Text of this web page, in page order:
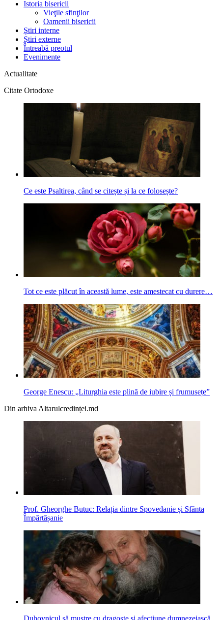
Istoria bisericii
Vieţile sfinţilor
Oamenii bisericii
Ştiri interne
Știri externe
Întreabă preotul
Evenimente
Actualitate
Citate Ortodoxe
Ce este Psaltirea, când se citește și la ce folosește?
Tot ce este plăcut în această lume, este amestecat cu durere…
George Enescu: „Liturghia este plină de iubire și frumusețe”
Din arhiva Altarulcredinței.md
Prof. Gheorghe Butuc: Relația dintre Spovedanie și Sfânta
Împărtășanie
Duhovnicul să mustre cu dragoste şi afecţiune dumnezeiască